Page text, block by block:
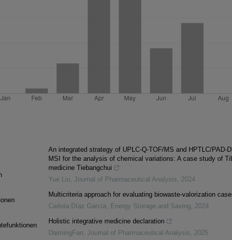
An integrated strategy of UPLC-Q-TOF/MS and HPTLC/PAD-
MSI for the analysis of chemical variations: A case study of
medicine Tiebangchui
Yue Liu, Journal of Pharmaceutical Analysis, 2024
Multicriteria approach for evaluating biowaste-valorization
Carlota Díaz García, Energy Storage and Saving, 2024
Holistic integrative medicine declaration
DaimingFan, Journal of Pharmaceutical Analysis, 2025